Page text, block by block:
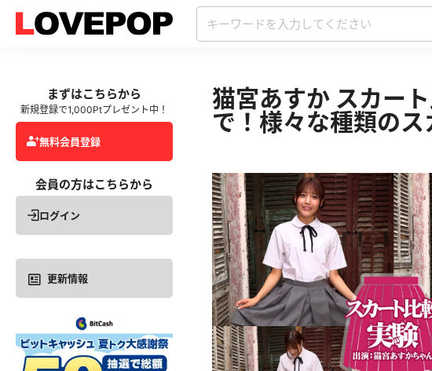
まずはこちらから
新規登録で1,000Ptプレゼント中！
無料会員登録
会員の方はこちらから
ログイン
更新情報
猫宮あすか スカー
で！様々な種類のス